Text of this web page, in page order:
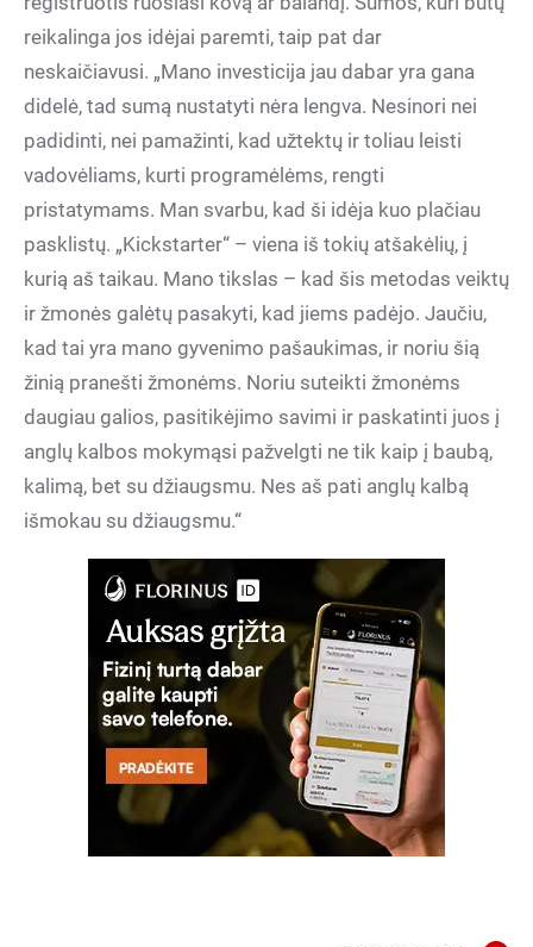
reikalinga jos idėjai paremti, taip pat dar
neskaičiavusi. „Mano investicija jau dabar yra gana
didelė, tad sumą nustatyti nėra lengva. Nesinori nei
padidinti, nei pamažinti, kad užtektų ir toliau leisti
vadovėliams, kurti programėlėms, rengti
pristatymams. Man svarbu, kad ši idėja kuo plačiau
pasklistų. „Kickstarter“ – viena iš tokių atšakėlių, į
kurią aš taikau. Mano tikslas – kad šis metodas veiktų
ir žmonės galėtų pasakyti, kad jiems padėjo. Jaučiu,
kad tai yra mano gyvenimo pašaukimas, ir noriu šią
žinią pranešti žmonėms. Noriu suteikti žmonėms
daugiau galios, pasitikėjimo savimi ir paskatinti juos į
anglų kalbos mokymąsi pažvelgti ne tik kaip į baubą,
kalimą, bet su džiaugsmu. Nes aš pati anglų kalbą
išmokau su džiaugsmu.“